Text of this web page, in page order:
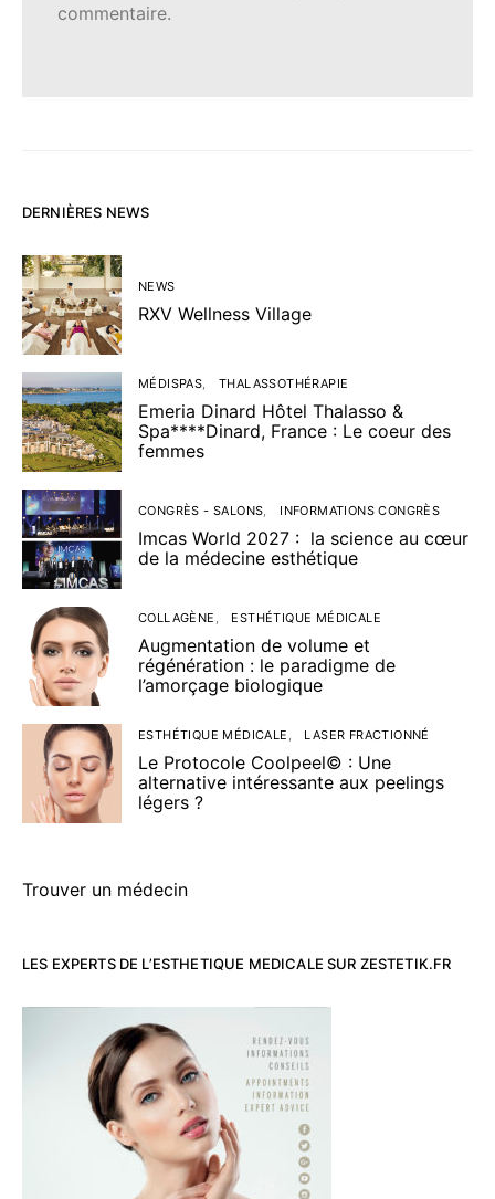
commentaire.
DERNIÈRES NEWS
NEWS
RXV Wellness Village
MÉDISPAS THALASSOTHÉRAPIE
Emeria Dinard Hôtel Thalasso &
Spa****Dinard, France : Le coeur des
femmes
CONGRÈS - SALONS INFORMATIONS CONGRÈS
Imcas World 2027 : la science au cœur
de la médecine esthétique
COLLAGÈNE ESTHÉTIQUE MÉDICALE
Augmentation de volume et
régénération : le paradigme de
l’amorçage biologique
ESTHÉTIQUE MÉDICALE LASER FRACTIONNÉ
Le Protocole Coolpeel© : Une
alternative intéressante aux peelings
légers ?
Trouver un médecin
LES EXPERTS DE L’ESTHETIQUE MEDICALE SUR ZESTETIK.FR